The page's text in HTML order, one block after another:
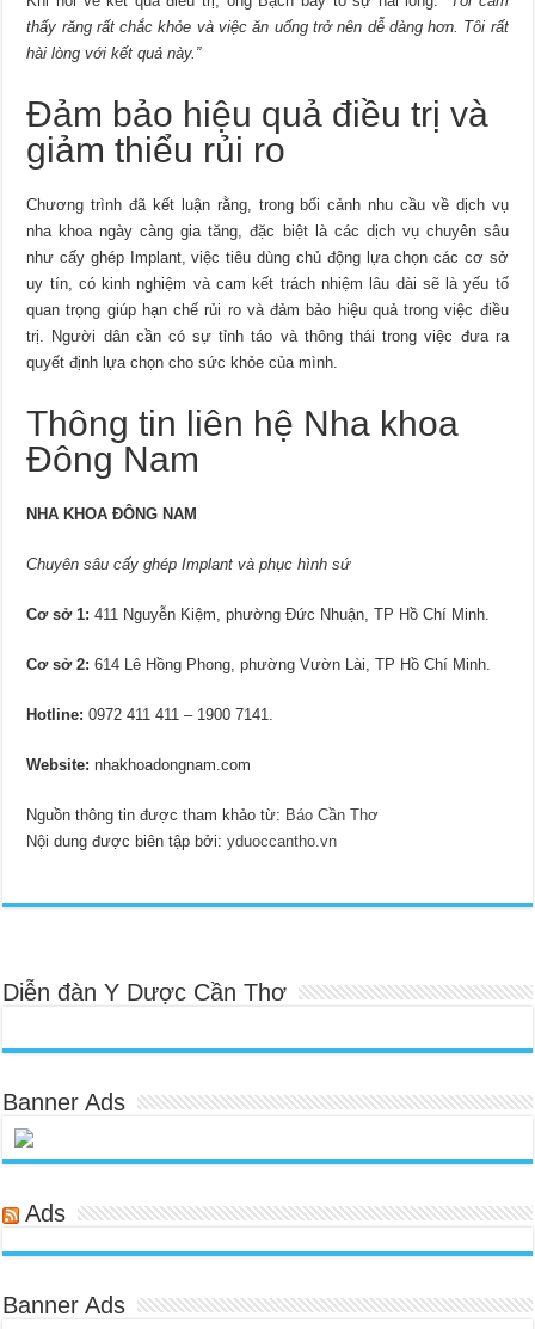
thấy răng rất chắc khỏe và việc ăn uống trở nên dễ dàng hơn. Tôi rất
hài lòng với kết quả này.”
Đảm bảo hiệu quả điều trị và
giảm thiểu rủi ro
Chương trình đã kết luận rằng, trong bối cảnh nhu cầu về dịch vụ
nha khoa ngày càng gia tăng, đặc biệt là các dịch vụ chuyên sâu
như cấy ghép Implant, việc tiêu dùng chủ động lựa chọn các cơ sở
uy tín, có kinh nghiệm và cam kết trách nhiệm lâu dài sẽ là yếu tố
quan trọng giúp hạn chế rủi ro và đảm bảo hiệu quả trong việc điều
trị. Người dân cần có sự tỉnh táo và thông thái trong việc đưa ra
quyết định lựa chọn cho sức khỏe của mình.
Thông tin liên hệ Nha khoa
Đông Nam
NHA KHOA ĐÔNG NAM
Chuyên sâu cấy ghép Implant và phục hình sứ
Cơ sở 1: 411 Nguyễn Kiệm, phường Đức Nhuận, TP Hồ Chí Minh.
Cơ sở 2: 614 Lê Hồng Phong, phường Vườn Lài, TP Hồ Chí Minh.
Hotline: 0972 411 411 – 1900 7141.
Website: nhakhoadongnam.com
Nguồn thông tin được tham khảo từ: Báo Cần Thơ
Nội dung được biên tập bởi:yduoccantho.vn
Diễn đàn Y Dược Cần Thơ
Banner Ads
Ads
Banner Ads